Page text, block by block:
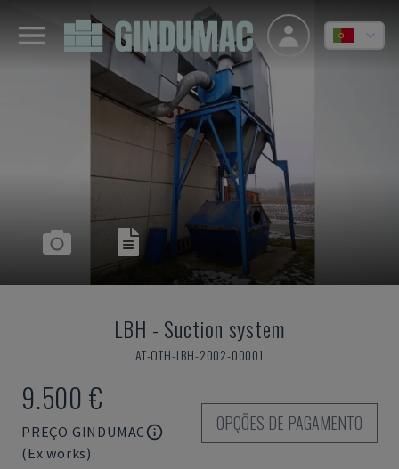
LBH - Suction system
AT-OTH-LBH-2002-00001
9.500 €
PREÇO GINDUMAC
(Ex works)
OPÇÕES DE PAGAMENTO